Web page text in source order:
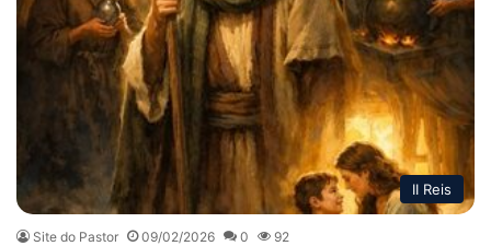
II Reis
Site do Pastor 09/02/2026 0 92